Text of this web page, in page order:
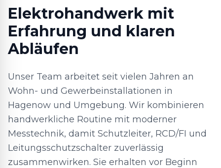
Elektrohandwerk mit
Erfahrung und klaren
Abläufen
Unser Team arbeitet seit vielen Jahren an
Wohn- und Gewerbeinstallationen in
Hagenow und Umgebung. Wir kombinieren
handwerkliche Routine mit moderner
Messtechnik, damit Schutzleiter, RCD/FI und
Leitungsschutzschalter zuverlässig
zusammenwirken. Sie erhalten vor Beginn